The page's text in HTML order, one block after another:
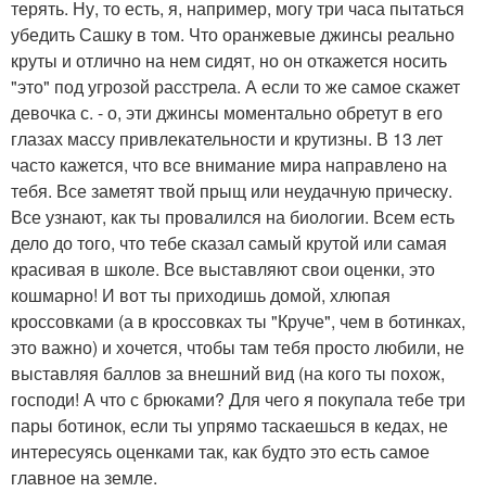
терять. Ну, то есть, я, например, могу три часа пытаться
убедить Сашку в том. Что оранжевые джинсы реально
круты и отлично на нем сидят, но он откажется носить
"это" под угрозой расстрела. А если то же самое скажет
девочка с. - о, эти джинсы моментально обретут в его
глазах массу привлекательности и крутизны. В 13 лет
часто кажется, что все внимание мира направлено на
тебя. Все заметят твой прыщ или неудачную прическу.
Все узнают, как ты провалился на биологии. Всем есть
дело до того, что тебе сказал самый крутой или самая
красивая в школе. Все выставляют свои оценки, это
кошмарно! И вот ты приходишь домой, хлюпая
кроссовками (а в кроссовках ты "Круче", чем в ботинках,
это важно) и хочется, чтобы там тебя просто любили, не
выставляя баллов за внешний вид (на кого ты похож,
господи! А что с брюками? Для чего я покупала тебе три
пары ботинок, если ты упрямо таскаешься в кедах, не
интересуясь оценками так, как будто это есть самое
главное на земле.